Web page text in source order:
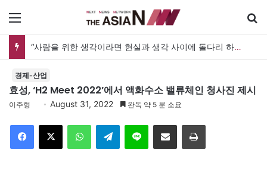
“사람을 위한 생각이라면 현실과 생각 사이에 돌다리 하나는 놓아야 하지 않을까”
경제-산업
효성, ‘H2 Meet 2022’에서 액화수소 밸류체인 청사진 제시
이주형 August 31, 2022 완독 약 5 분 소요
Telegram 이메일